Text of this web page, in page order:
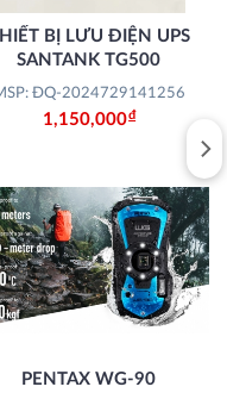
BỊ LƯU ĐIỆN UPS
SANTANK TG500
ĐQ-2024729141256
1,150,000Đ
PENTAX WG-90